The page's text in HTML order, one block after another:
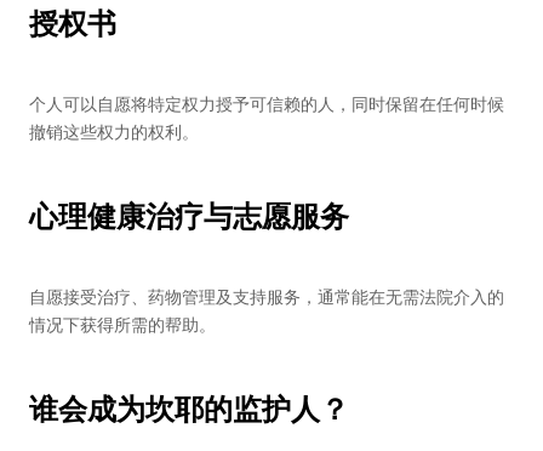
授权书
个人可以自愿将特定权力授予可信赖的人，同时保留在任何时候
撤销这些权力的权利。
心理健康治疗与志愿服务
自愿接受治疗、药物管理及支持服务，通常能在无需法院介入的
情况下获得所需的帮助。
谁会成为坎耶的监护人？